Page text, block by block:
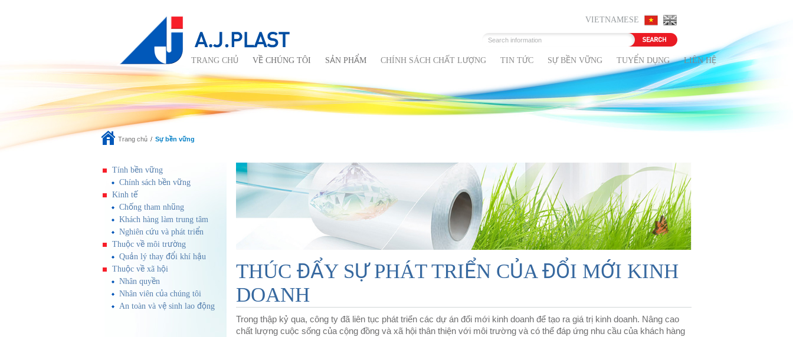
VIETNAMESE
TRANG CHỦ VỀ CHÚNG TÔI SẢN PHẨM CHÍNH SÁCH CHẤT LƯỢNG TIN TỨC SỰ BỀN VỮNG TUYỂN DỤNG LIÊN HỆ
Trang chủ Sự bền vững
Tính bền vững
Chính sách bền vững
Kinh tế
Chống tham nhũng
Khách hàng làm trung tâm
Nghiên cứu và phát triển
Thuộc về môi trường
Quản lý thay đổi khí hậu
Thuộc về xã hội
Nhân quyền
Nhân viên của chúng tôi
An toàn và vệ sinh lao động
THÚC ĐẨY SỰ PHÁT TRIỂN CỦA ĐỔI MỚI KINH
DOANH
Trong thập kỷ qua, công ty đã liên tục phát triển các dự án đổi mới kinh doanh để tạo ra giá trị kinh doanh. Nâng cao
chất lượng cuộc sống của cộng đồng và xã hội thân thiện với môi trường và có thể đáp ứng nhu cầu của khách hàng